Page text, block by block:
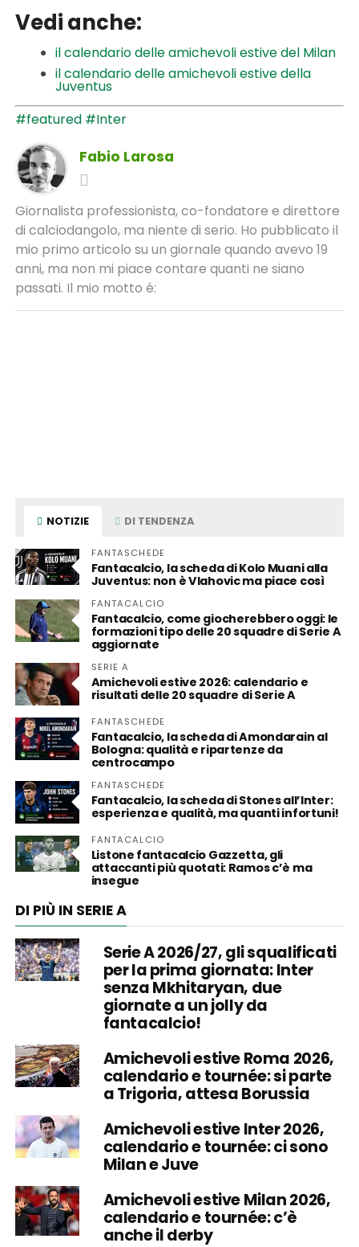
Vedi anche:
il calendario delle amichevoli estive del Milan
il calendario delle amichevoli estive della
Juventus
#featured #Inter
Fabio Larosa
Giornalista professionista, co-fondatore e direttore
di calciodangolo, ma niente di serio. Ho pubblicato il
mio primo articolo su un giornale quando avevo 19
anni, ma non mi piace contare quanti ne siano
passati. Il mio motto é:
NOTIZIE DI TENDENZA
FANTASCHEDE
Fantacalcio, la scheda di Kolo Muani alla
Juventus: non è Vlahovic ma piace così
FANTACALCIO
Fantacalcio, come giocherebbero oggi: le
formazioni tipo delle 20 squadre di Serie A
aggiornate
SERIE A
Amichevoli estive 2026: calendario e
risultati delle 20 squadre di Serie A
FANTASCHEDE
Fantacalcio, la scheda di Amondarain al
Bologna: qualità e ripartenze da
centrocampo
FANTASCHEDE
Fantacalcio, la scheda di Stones all’Inter:
esperienza e qualità, ma quanti infortuni!
FANTACALCIO
Listone fantacalcio Gazzetta, gli
attaccanti più quotati: Ramos c’è ma
insegue
DI PIÙ IN SERIE A
Serie A 2026/27, gli squalificati
per la prima giornata: Inter
senza Mkhitaryan, due
giornate a un jolly da
fantacalcio!
Amichevoli estive Roma 2026,
calendario e tournée: si parte
a Trigoria, attesa Borussia
Amichevoli estive Inter 2026,
calendario e tournée: ci sono
Milan e Juve
Amichevoli estive Milan 2026,
calendario e tournée: c’è
anche il derby